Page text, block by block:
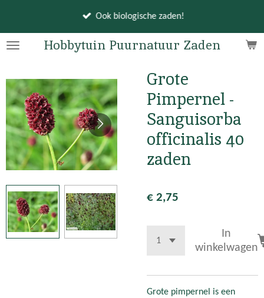
naar
Hobbytuin Puurnatuur Zaden
Ook biologische zaden!
Grote
Pimpernel -
Sanguisorba
officinalis 40
zaden
€ 2,75
In
winkelwagen
Grote pimpernel is een